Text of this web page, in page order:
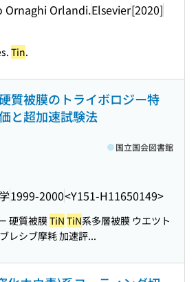
Ornaghi Orlandi.Elsevier[2020]
Tin.
質被膜のトライボロジー特
と超加速試験法
1999-2000<Y151-H11650149>
国立国会図書館
硬質被膜TiN TiN系多層被膜 ウエツト
レシブ摩耗 加速評...